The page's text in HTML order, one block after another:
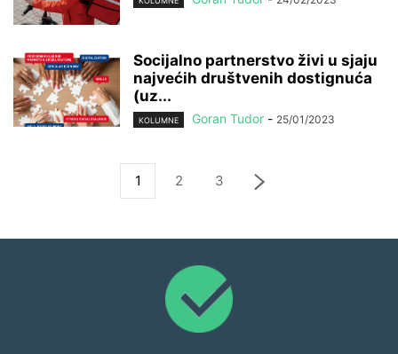
Socijalno partnerstvo živi u sjaju
najvećih društvenih dostignuća
(uz...
KOLUMNE Goran Tudor - 25/01/2023
1 2 3